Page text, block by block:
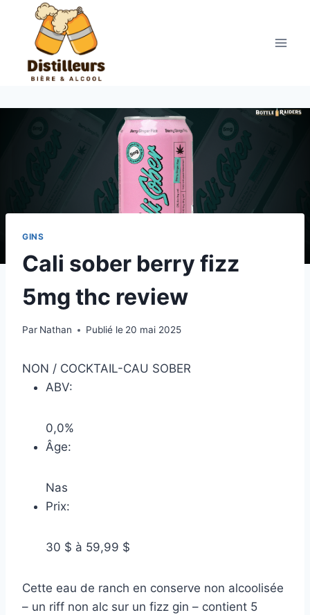
contenu
GINS
Cali sober berry fizz
5mg thc review
Par Nathan Publié le 20 mai 2025
NON / COCKTAIL-CAU SOBER
ABV:
0,0%
Âge:
Nas
Prix:
30 $ à 59,99 $
Cette eau de ranch en conserve non alcoolisée
– un riff non alc sur un fizz gin – contient 5